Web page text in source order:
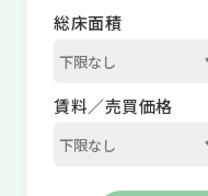
総床面積
賃料／売買価格